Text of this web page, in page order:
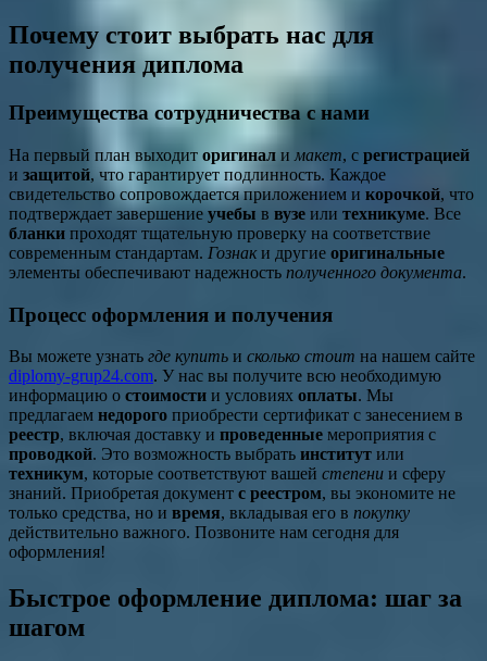
Почему стоит выбрать нас для
получения диплома
Преимущества сотрудничества с нами
На первый план выходит оригинал и макет, с регистрацией
и защитой, что гарантирует подлинность. Каждое
свидетельство сопровождается приложением и корочкой, что
подтверждает завершение учебы в вузе или техникуме. Все
бланки проходят тщательную проверку на соответствие
современным стандартам. Гознаки другие оригинальные
элементы обеспечивают надежность полученного документа.
Процесс оформления и получения
Вы можете узнать где купить и сколько стоит на нашем сайте
diplomy-grup24.com. У нас вы получите всю необходимую
информацию о стоимости и условиях оплаты. Мы
предлагаем недорого приобрести сертификат с занесением в
реестр, включая доставку и проведенные мероприятия с
проводкой. Это возможность выбрать институт или
техникум, которые соответствуют вашей степени и сферу
знаний. Приобретая документ с реестром, вы экономите не
только средства, но и время, вкладывая его в покупку
действительно важного. Позвоните нам сегодня для
оформления!
Быстрое оформление диплома: шаг за
шагом